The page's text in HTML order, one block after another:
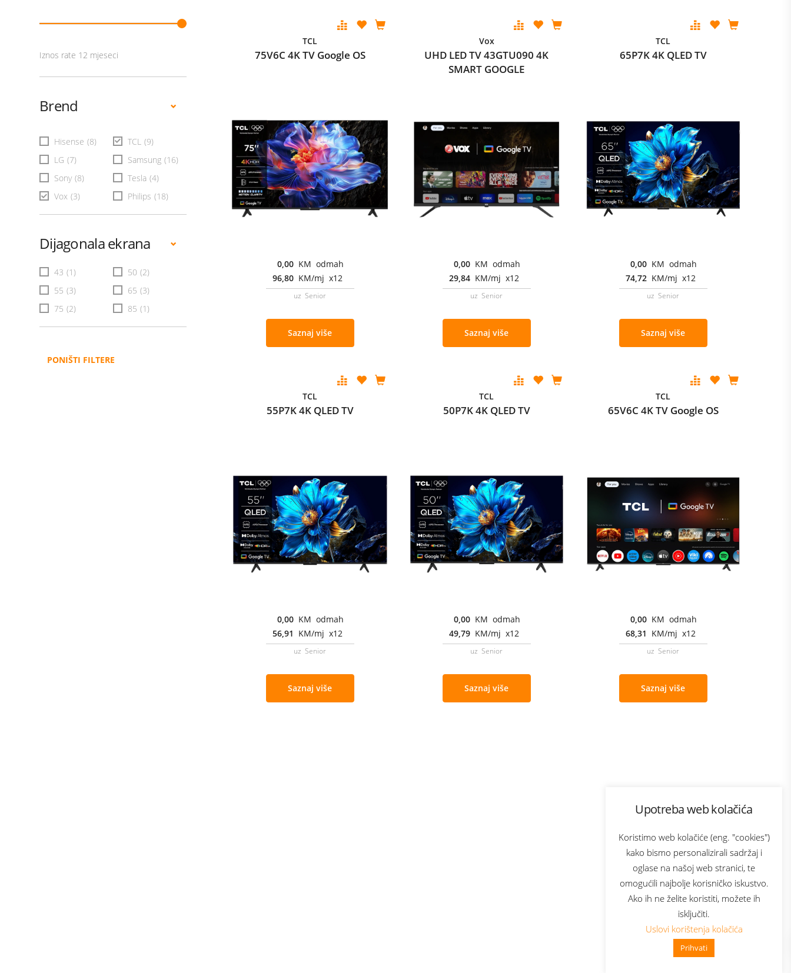
Upotreba web kolačića
Koristimo web kolačiće (eng. "cookies")
kako bismo personalizirali sadržaj i
oglase na našoj web stranici, te
omogućili najbolje korisničko iskustvo.
Ako ih ne želite koristiti, možete ih
isključiti.
Uslovi korištenja kolačića
Prihvati
👋 Zdravo, kako mogu pomoći?
Iznos rate 12 mjeseci
Brend
Hisense (8) TCL (9)
LG (7) Samsung (16)
Sony (8) Tesla (4)
Vox (3) Philips (18)
Dijagonala ekrana
43 (1) 50 (2)
55 (3) 65 (3)
75 (2) 85 (1)
PONIŠTI FILTERE
TCL
75V6C 4K TV Google OS
0,00 KM odmah
96,80 KM/mj x12
uz Senior
Saznaj više
Vox
UHD LED TV 43GTU090 4K
SMART GOOGLE
0,00 KM odmah
29,84 KM/mj x12
uz Senior
Saznaj više
TCL
65P7K 4K QLED TV
0,00 KM odmah
74,72 KM/mj x12
uz Senior
Saznaj više
TCL
55P7K 4K QLED TV
0,00 KM odmah
56,91 KM/mj x12
uz Senior
Saznaj više
TCL
50P7K 4K QLED TV
0,00 KM odmah
49,79 KM/mj x12
uz Senior
Saznaj više
TCL
65V6C 4K TV Google OS
0,00 KM odmah
68,31 KM/mj x12
uz Senior
Saznaj više
Bonus plus
Prijava za newsletter